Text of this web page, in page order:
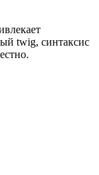
twig, синтаксис